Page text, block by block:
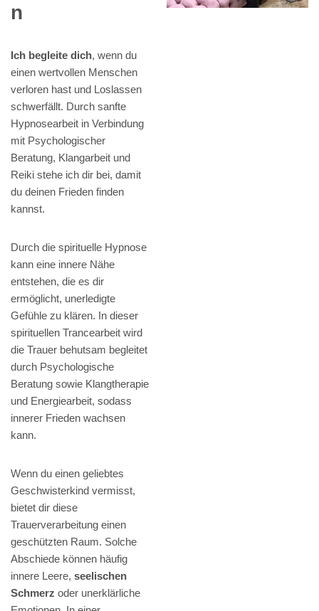
n
Ich begleite dich, wenn du
einen wertvollen Menschen
verloren hast und Loslassen
schwerfällt. Durch sanfte
Hypnosearbeit in Verbindung
mit Psychologischer
Beratung, Klangarbeit und
Reiki stehe ich dir bei, damit
du deinen Frieden finden
kannst.
Durch die spirituelle Hypnose
kann eine innere Nähe
entstehen, die es dir
ermöglicht, unerledigte
Gefühle zu klären. In dieser
spirituellen Trancearbeit wird
die Trauer behutsam begleitet
durch Psychologische
Beratung sowie Klangtherapie
und Energiearbeit, sodass
innerer Frieden wachsen
kann.
Wenn du einen geliebtes
Geschwisterkind vermisst,
bietet dir diese
Trauerverarbeitung einen
geschützten Raum. Solche
Abschiede können häufig
innere Leere, seelischen
Schmerz oder unerklärliche